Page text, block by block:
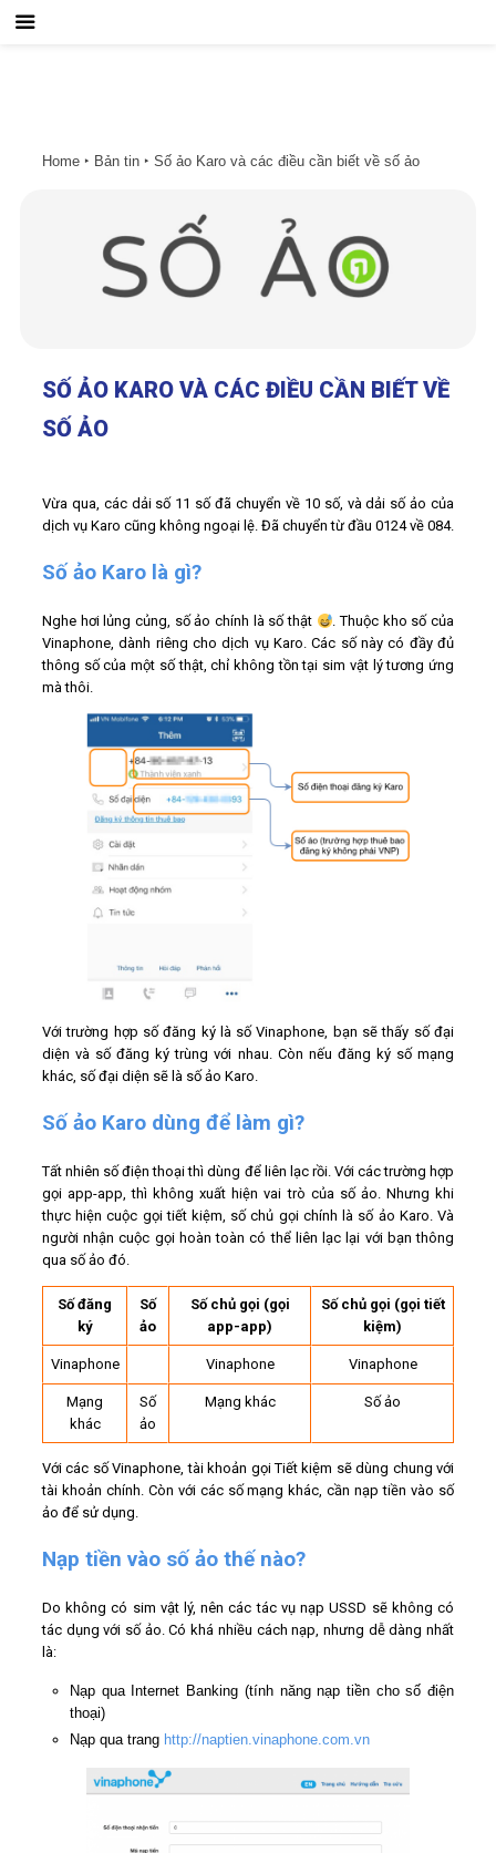
Home‣ Bản tin‣ Số ảo Karo và các điều cần biết về số ảo
SỐ ẢO KARO VÀ CÁC ĐIỀU CẦN BIẾT VỀ
SỐ ẢO
Vừa qua, các dải số 11 số đã chuyển về 10 số, và dải số ảo của
dịch vụ Karo cũng không ngoại lệ. Đã chuyển từ đầu 0124 về 084.
Số ảo Karo là gì?
Nghe hơi lủng củng, số ảo chính là số thật
. Thuộc kho số của
Vinaphone, dành riêng cho dịch vụ Karo. Các số này có đầy đủ
thông số của một số thật, chỉ không tồn tại sim vật lý tương ứng
mà thôi.
Với trường hợp số đăng ký là số Vinaphone, bạn sẽ thấy số đại
diện và số đăng ký trùng với nhau. Còn nếu đăng ký số mạng
khác, số đại diện sẽ là số ảo Karo.
Số ảo Karo dùng để làm gì?
Tất nhiên số điện thoại thì dùng để liên lạc rồi. Với các trường hợp
gọi app-app, thì không xuất hiện vai trò của số ảo. Nhưng khi
thực hiện cuộc gọi tiết kiệm, số chủ gọi chính là số ảo Karo. Và
người nhận cuộc gọi hoàn toàn có thể liên lạc lại với bạn thông
qua số ảo đó.
Số đăng
ký
Số
ảo
Số chủ gọi (gọi
app-app)
Số chủ gọi (gọi tiết
kiệm)
Vinaphone Vinaphone Vinaphone
Mạng
khác
Số
ảo
Mạng khác Số ảo
Với các số Vinaphone, tài khoản gọi Tiết kiệm sẽ dùng chung với
tài khoản chính. Còn với các số mạng khác, cần nạp tiền vào số
ảo để sử dụng.
Nạp tiền vào số ảo thế nào?
Do không có sim vật lý, nên các tác vụ nạp USSD sẽ không có
tác dụng với số ảo. Có khá nhiều cách nạp, nhưng dễ dàng nhất
là:
Nạp qua Internet Banking (tính năng nạp tiền cho số điện
thoại)
Nạp qua trang http://naptien.vinaphone.com.vn